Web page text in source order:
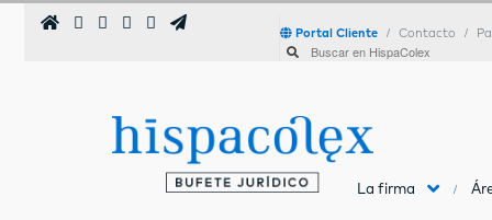
Portal Cliente Contacto
La firma